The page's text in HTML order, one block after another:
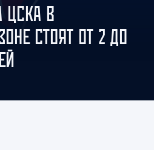
ЦСКА В
СТОЯТ ОТ 2 ДО